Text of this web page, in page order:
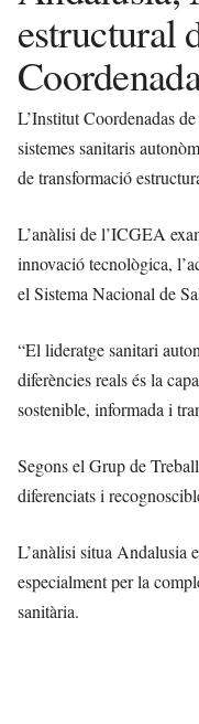
estructural
L’Institut Coordenadas
sistemes sanitaris
de transformació
L’anàlisi de l’ICGEA
innovació tecnològica,
el Sistema Nacional de
“El lideratge sanitari
diferències reals és la
sostenible, informada i
Segons el Grup de
diferenciats i
L’anàlisi situa Andalusia
especialment per la
sanitària.